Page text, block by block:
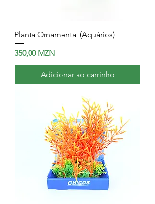
Planta Ornamental (Aquários)
Preço
350,00 MZN
Adicionar ao carrinho